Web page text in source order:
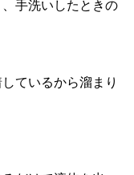
手洗いしたときの
ているから溜まり